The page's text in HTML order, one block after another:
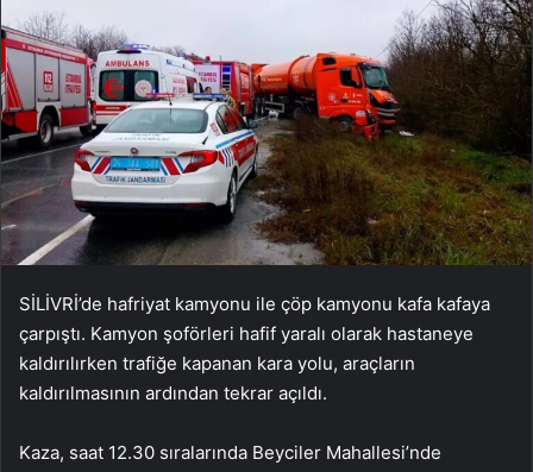
SİLİVRİ’de hafriyat kamyonu ile çöp kamyonu kafa kafaya
çarpıştı. Kamyon şoförleri hafif yaralı olarak hastaneye
kaldırılırken trafiğe kapanan kara yolu, araçların
kaldırılmasının ardından tekrar açıldı.
Kaza, saat 12.30 sıralarında Beyciler Mahallesi’nde